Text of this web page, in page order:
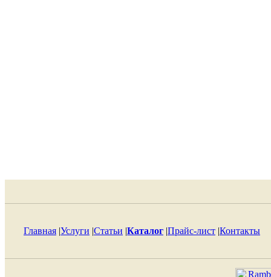
Главная |Услуги |Статьи |Каталог |Прайс-лист |Контакты